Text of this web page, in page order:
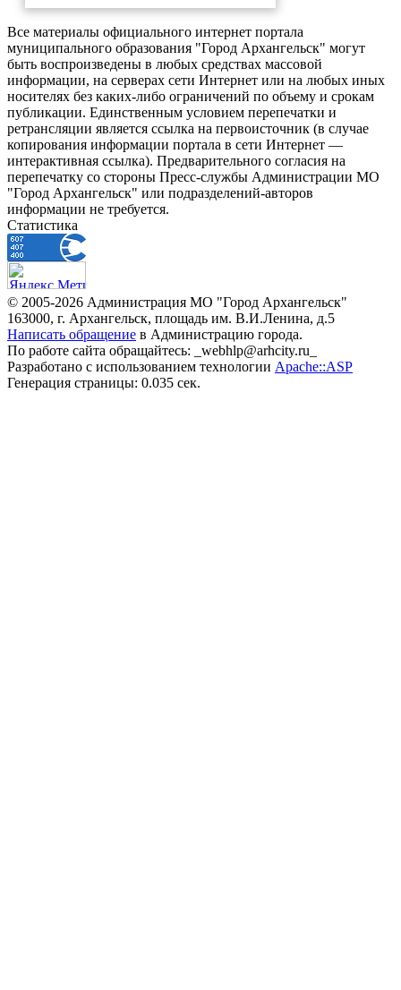
Все материалы официального интернет портала
муниципального образования "Город Архангельск" могут
быть воспроизведены в любых средствах массовой
информации, на серверах сети Интернет или на любых иных
носителях без каких-либо ограничений по объему и срокам
публикации. Единственным условием перепечатки и
ретрансляции является ссылка на первоисточник (в случае
копирования информации портала в сети Интернет —
интерактивная ссылка). Предварительного согласия на
перепечатку со стороны Пресс-службы Администрации МО
"Город Архангельск" или подразделений-авторов
информации не требуется.
Статистика
© 2005-2026 Администрация МО "Город Архангельск"
163000, г. Архангельск, площадь им. В.И.Ленина, д.5
Написать обращение в Администрацию города.
По работе сайта обращайтесь: _webhlp@arhcity.ru_
Разработано с использованием технологии Apache::ASP
Генерация страницы: 0.035 сек.